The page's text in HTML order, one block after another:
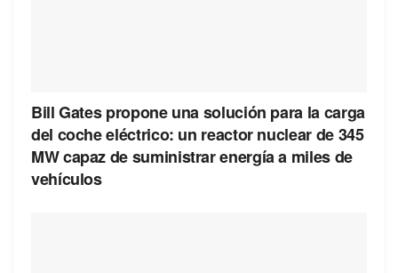
Bill Gates propone una solución para la carga
del coche eléctrico: un reactor nuclear de 345
MW capaz de suministrar energía a miles de
vehículos